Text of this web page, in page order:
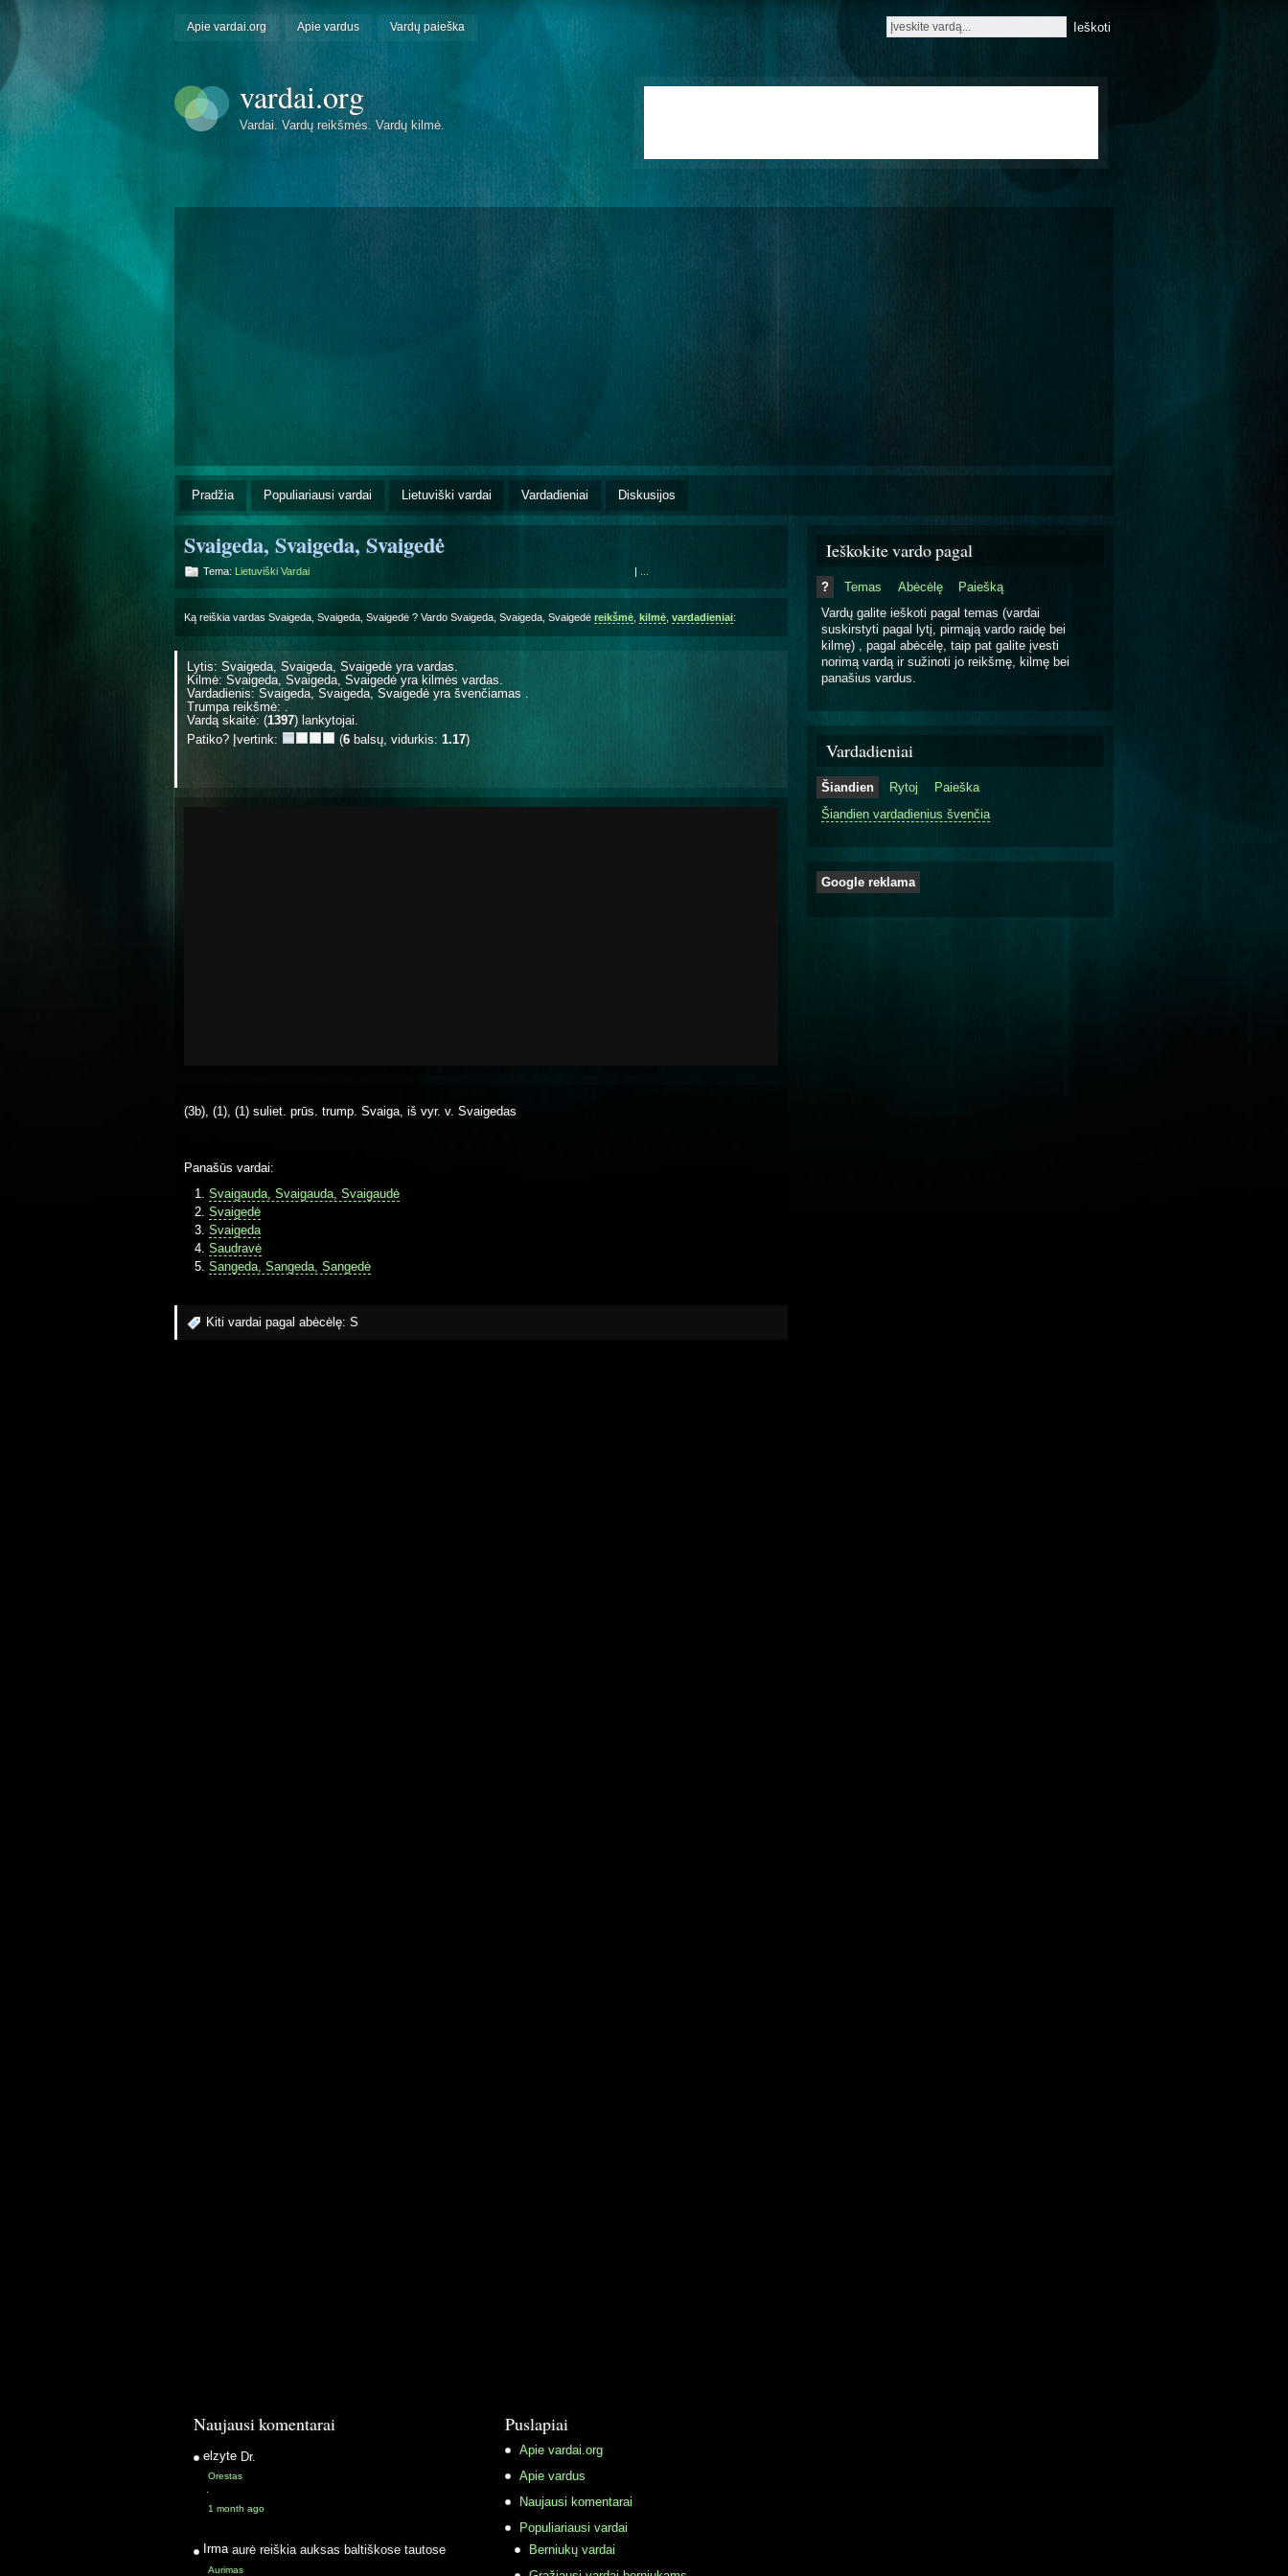
Apie vardai.org Apie vardus Vardų paieška
vardai.org
Vardai. Vardų reikšmės. Vardų kilmė.
Pradžia Populiariausi vardai Lietuviški vardai Vardadieniai Diskusijos
Svaigeda, Svaigeda, Svaigedė
Tema: Lietuviški Vardai |
Ką reiškia vardas Svaigeda, Svaigeda, Svaigedė ? Vardo Svaigeda, Svaigeda, Svaigedė reikšmė kilmė vardadieniai:
Lytis: Svaigeda, Svaigeda, Svaigedė yra vardas.
Kilmė: Svaigeda, Svaigeda, Svaigedė yra kilmės vardas.
Vardadienis: Svaigeda, Svaigeda, Svaigedė yra švenčiamas
Trumpa reikšmė: .
Vardą skaitė: (1397) lankytojai.
Patiko? Įvertink:
(6 balsų, vidurkis: 1.17)
(3b), (1), (1) suliet. prūs. trump. Svaiga, iš vyr. v. Svaigedas
Panašūs vardai:
Svaigauda, Svaigauda, Svaigaudė
Svaigedė
Svaigeda
Saudravė
Sangeda, Sangeda, Sangedė
Kiti vardai pagal abėcėlę: S
Ieškokite vardo pagal
? Temas Abėcėlę
Paiešką
Vardų galite ieškoti pagal temas (vardai
suskirstyti pagal lytį, pirmąją vardo raidę bei
kilmę) , pagal abėcėlę, taip pat galite įvesti
norimą vardą ir sužinoti jo reikšmę, kilmę bei
panašius vardus.
Vardadieniai
Šiandien Rytoj
Paieška
Šiandien vardadienius švenčia
Google reklama
Naujausi komentarai
elzyte Dr.
Orestas
·
1 month ago
Irma aurė reiškia auksas baltiškose tautose
Aurimas
Puslapiai
Apie vardai.org
Apie vardus
Naujausi komentarai
Populiariausi vardai
Berniukų vardai